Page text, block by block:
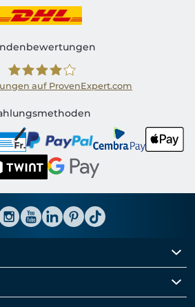
Shirtinator CH
auf ProvenExpert.com